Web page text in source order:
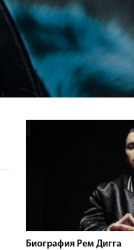
Биография Рем Дигга